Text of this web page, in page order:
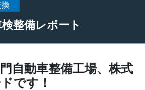
整備レポート
自動車整備工場、株式
です！